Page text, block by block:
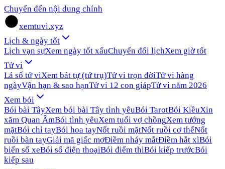
Chuyển đến nội dung chính
xemtuvi.xyz
Lịch & ngày tốt
Lịch vạn sựXem ngày tốt xấuChuyển đổi lịchXem giờ tốt
Tử vi
Lá số tử viXem bát tự (tứ trụ)Tử vi trọn đờiTử vi hàng
ngàyVận hạn & sao hạnTử vi 12 con giápTử vi năm 2026
Xem bói
Bói bài TâyXem bói bài Tây tình yêuBói TarotBói KiềuXin
xăm Quan ÂmBói tình yêuXem tuổi vợ chồngXem tướng
mặtBói chỉ tayBói hoa tayNốt ruồi mặtNốt ruồi cơ thểNốt
ruồi bàn tayGiải mã giấc mơĐiềm nháy mắtĐiềm hắt xìBói
biển số xeBói số điện thoạiBói điểm thiBói kiếp trướcBói
kiếp sau